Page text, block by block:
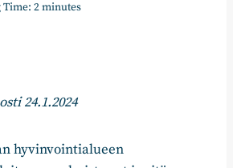
Time: 2minutes
24.1.2024
hyvinvointialueen